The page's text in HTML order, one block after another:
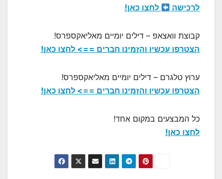
לרכישה
לחצו כאן!
קבוצת וואצאפ – דילים יומיים מאליאקספרס!
הצטרפו עכשיו והזמינו חברים ==> לחצו כאן!
ערוץ טלגרם – דילים יומיים מאליאקספרס!
הצטרפו עכשיו והזמינו חברים ==> לחצו כאן!
כל המבצעים במקום אחד!
לחצו כאן!